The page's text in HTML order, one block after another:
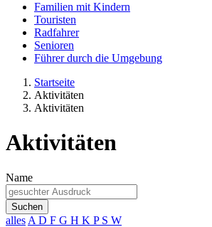
Familien mit Kindern
Touristen
Radfahrer
Senioren
Führer durch die Umgebung
Startseite
Aktivitäten
Aktivitäten
Aktivitäten
Name
Suchen
alles A D F G H K P S W